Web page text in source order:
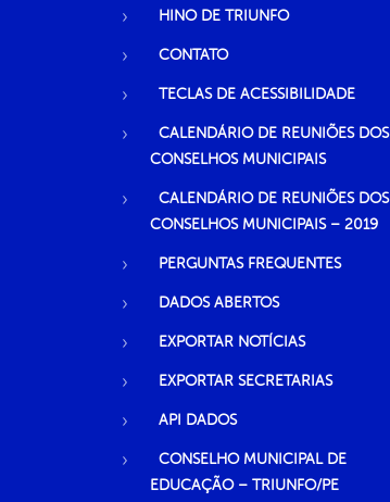
HINO DE TRIUNFO
CONTATO
TECLAS DE ACESSIBILIDADE
CALENDÁRIO DE REUNIÕES DOS
CONSELHOS MUNICIPAIS
CALENDÁRIO DE REUNIÕES DOS
CONSELHOS MUNICIPAIS – 2019
PERGUNTAS FREQUENTES
DADOS ABERTOS
EXPORTAR NOTÍCIAS
EXPORTAR SECRETARIAS
API DADOS
CONSELHO MUNICIPAL DE
EDUCAÇÃO – TRIUNFO/PE